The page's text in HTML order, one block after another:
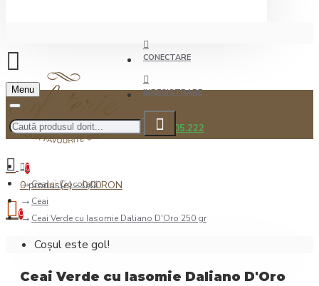
CONECTARE
INREGISTRARE
0722.505.222
Menu
0
0 produs(e) - 0,00RON
0
Coșul este gol!
Ceai şi Ciocolată
Ceai
Ceai Verde cu Iasomie Daliano D'Oro 250 gr
Ceai Verde cu Iasomie Daliano D'Oro